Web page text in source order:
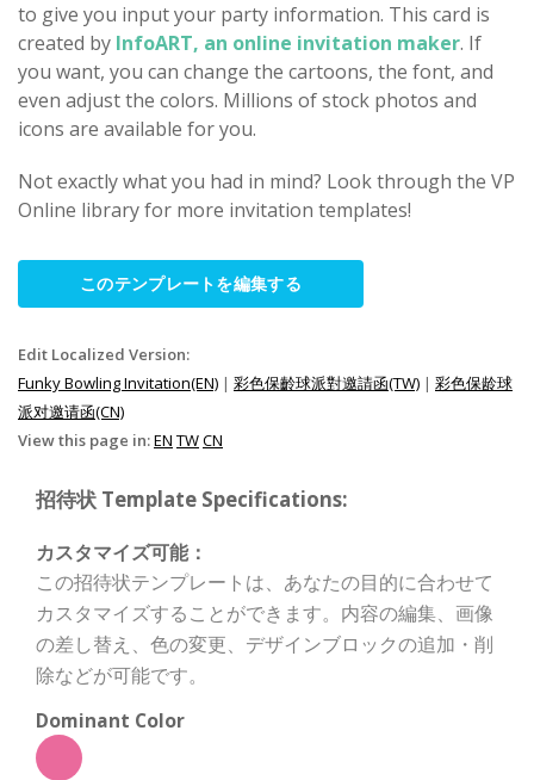
to give you input your party information. This card is
created by InfoART, an online invitation maker. If
you want, you can change the cartoons, the font, and
even adjust the colors. Millions of stock photos and
icons are available for you.
Not exactly what you had in mind? Look through the VP
Online library for more invitation templates!
このテンプレートを編集する
Edit Localized Version:
Funky Bowling Invitation(EN) | 彩色保齡球派對邀請函(TW) | 彩色保龄球
派对邀请函(CN)
View this page in:EN TWCN
招待状 Template Specifications:
カスタマイズ可能：
この招待状テンプレートは、あなたの目的に合わせて
カスタマイズすることができます。内容の編集、画像
の差し替え、色の変更、デザインブロックの追加・削
除などが可能です。
Dominant Color